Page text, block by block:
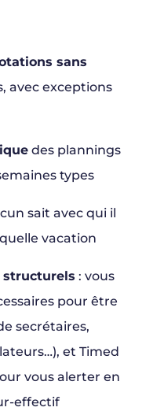
sans
avec exceptions
des plannings
types
sait avec qui il
vacation
structurels : vous
pour être
secrétaires,
et Timed
vous alerter en
effectif